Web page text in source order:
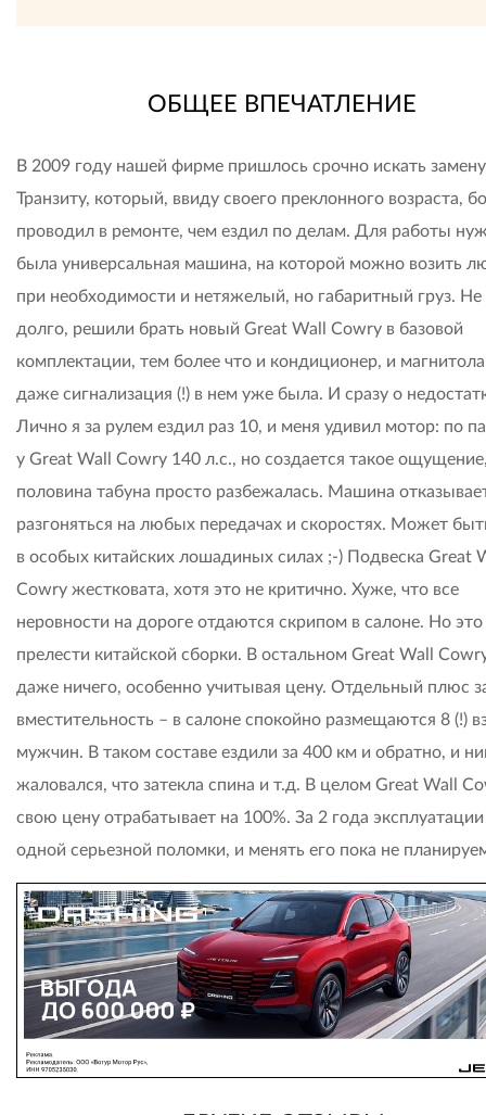
ОБЩЕЕ ВПЕЧАТЛЕНИЕ
В 2009 году нашей фирме пришлось срочно искать замену
Транзиту, который, ввиду своего преклонного возраста,
проводил в ремонте, чем ездил по делам. Для работы
была универсальная машина, на которой можно возить
при необходимости и нетяжелый, но габаритный груз. Не
долго, решили брать новый Great Wall Cowry в базовой
комплектации, тем более что и кондиционер, и
даже сигнализация (!) в нем уже была. И сразу о
Лично я за рулем ездил раз 10, и меня удивил мотор: по
у Great Wall Cowry 140 л.с., но создается такое
половина табуна просто разбежалась. Машина
разгоняться на любых передачах и скоростях. Может
в особых китайских лошадиных силах ;-) Подвеска Great
Cowry жестковата, хотя это не критично. Хуже, что все
неровности на дороге отдаются скрипом в салоне. Но это
прелести китайской сборки. В остальном Great Wall
даже ничего, особенно учитывая цену. Отдельный плюс
вместительность – в салоне спокойно размещаются 8 (!)
мужчин. В таком составе ездили за 400 км и обратно, и
жаловался, что затекла спина и т.д. В целом Great Wall
свою цену отрабатывает на 100%. За 2 года
одной серьезной поломки, и менять его пока не